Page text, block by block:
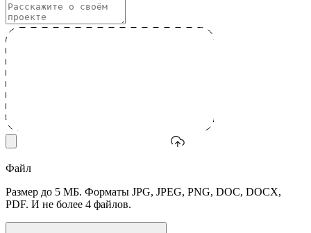
Файл
Размер до 5 МБ. Форматы JPG, JPEG, PNG, DOC, DOCX,
PDF. И не более 4 файлов.